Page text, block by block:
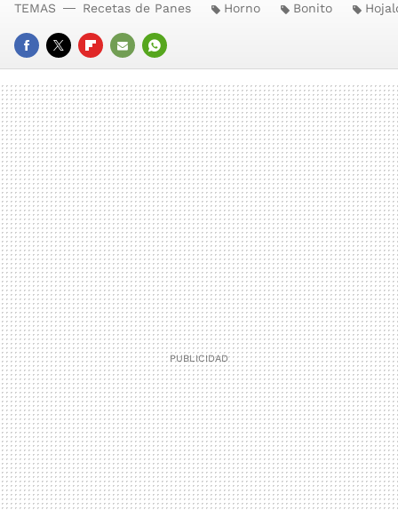
FACEBOOK
TWITTERFLIPBOARD
E-
MAIL
WHATSAPP
TEMAS Recetas de Panes Horno Bonito